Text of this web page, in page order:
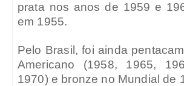
prata nos anos de 1959 e
em 1955.
Pelo Brasil, foi ainda
Americano (1958, 1965,
1970) e bronze no Mundial de